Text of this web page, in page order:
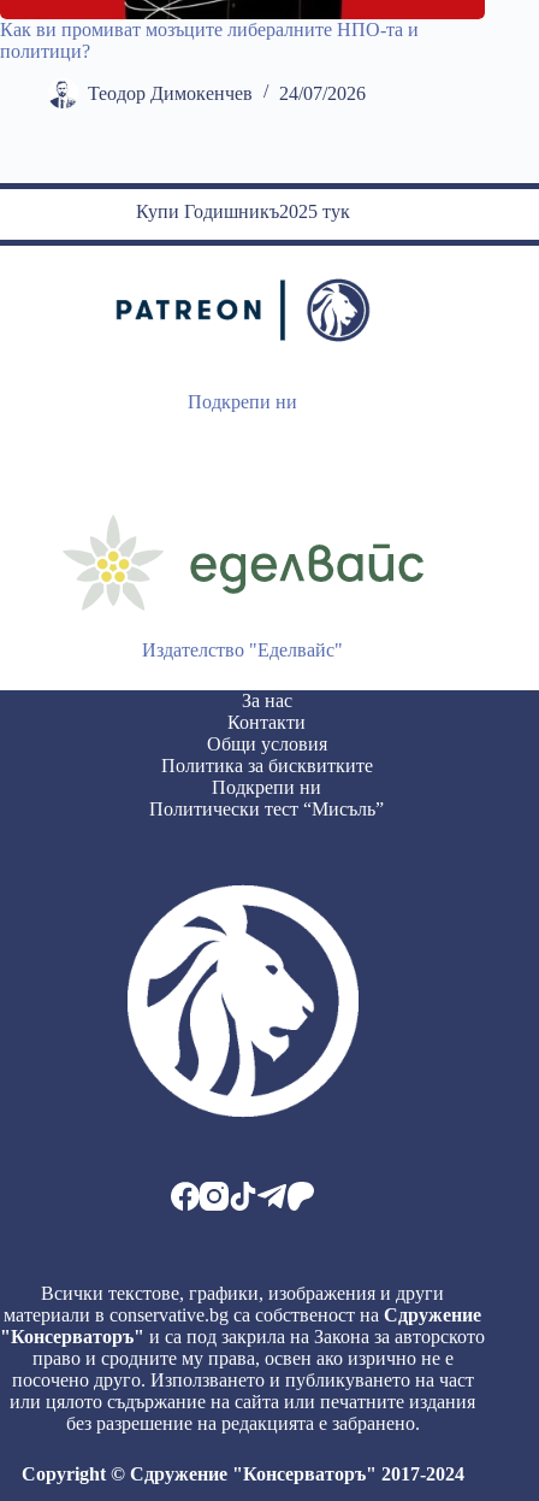
Как ви промиват мозъците либералните НПО-та и
политици?
Теодор Димокенчев 24/07/2026
Купи Годишникъ2025 тук
Подкрепи ни
Издателство "Еделвайс"
За нас
Контакти
Общи условия
Политика за бисквитките
Подкрепи ни
Политически тест “Мисъль”
Всички текстове, графики, изображения и други
материали в conservative.bg са собственост наСдружение
"Консерваторъ" и са под закрила на Закона за авторското
право и сродните му права, освен ако изрично не е
посочено друго. Използването и публикуването на част
или цялото съдържание на сайта или печатните издания
без разрешение на редакцията е забранено.
Copyright © Сдружение "Консерваторъ" 2017-2024